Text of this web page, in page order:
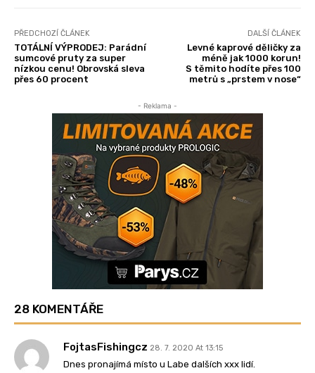
PŘEDCHOZÍ ČLÁNEK
TOTÁLNÍ VÝPRODEJ: Parádní
sumcové pruty za super
nízkou cenu! Obrovská sleva
přes 60 procent
DALŠÍ ČLÁNEK
Levné kaprové děličky za
méně jak 1000 korun!
S těmito hodíte přes 100
metrů s „prstem v nose“
- Reklama -
28 KOMENTÁŘE
FojtasFishingcz 28. 7. 2020 At 13:15
Dnes pronajímá místo u Labe dalších xxx lidí.